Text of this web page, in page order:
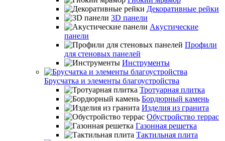
Декоративные рейки
3D панели
Акустические
панели
Профили
для стеновых панелей
Инструменты
Брусчатка и элементы благоустройства
Тротуарная плитка
Бордюрный камень
Изделия из гранита
Обустройство террас
Газонная решетка
Тактильная плита